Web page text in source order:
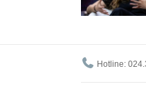
Hotline: